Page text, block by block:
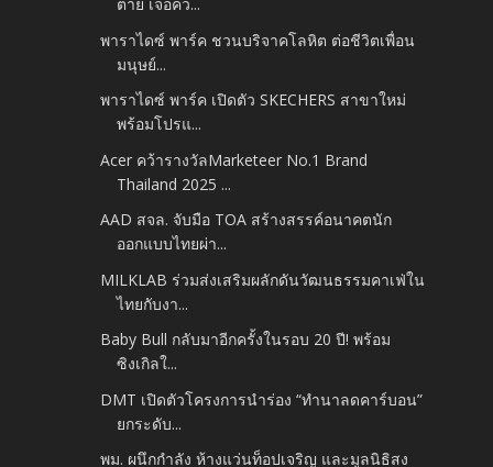
พาราไดซ์ พาร์ค ชวนบริจาคโลหิต ต่อชีวิตเพื่อน
มนุษย์...
พาราไดซ์ พาร์ค เปิดตัว SKECHERS สาขาใหม่
พร้อมโปรแ...
Acer คว้ารางวัลMarketeer No.1 Brand
Thailand 2025 ...
AAD สจล. จับมือ TOA สร้างสรรค์อนาคตนัก
ออกแบบไทยผ่า...
MILKLAB ร่วมส่งเสริมผลักดันวัฒนธรรมคาเฟ่ใน
ไทยกับงา...
Baby Bull กลับมาอีกครั้งในรอบ 20 ปี! พร้อม
ซิงเกิลใ...
DMT เปิดตัวโครงการนำร่อง “ทำนาลดคาร์บอน”
ยกระดับ...
พม. ผนึกกำลัง ห้างแว่นท็อปเจริญ และมูลนิธิสง